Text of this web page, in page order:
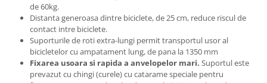
Arcuri
Groupset
de 60kg.
Distanta generoasa dintre biciclete, de 25 cm, reduce riscul de
contact intre biciclete.
Suporturile de roti extra-lungi permit transportul usor al
bicicletelor cu ampatament lung, de pana la 1350 mm
Fixarea usoara si rapida a anvelopelor mari. Suportul este
prevazut cu chingi (curele) cu catarame speciale pentru